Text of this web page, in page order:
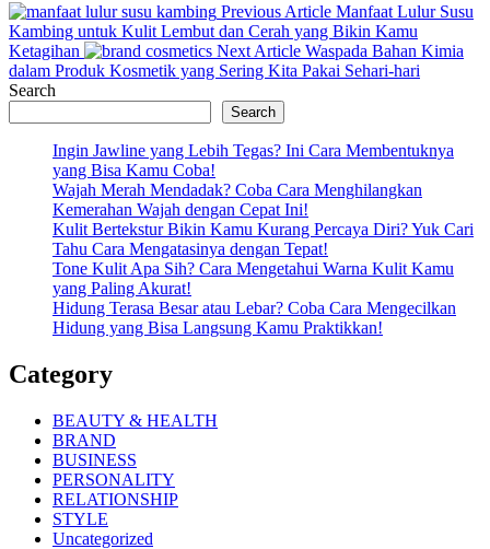
Previous Article Previous
Post:
Manfaat Lulur Susu
Kambing untuk Kulit Lembut dan Cerah yang Bikin Kamu
Ketagihan
Next Article Next
Post:
Waspada Bahan Kimia
dalam Produk Kosmetik yang Sering Kita Pakai Sehari-hari
Search
Search
Ingin Jawline yang Lebih Tegas? Ini Cara Membentuknya
yang Bisa Kamu Coba!
Wajah Merah Mendadak? Coba Cara Menghilangkan
Kemerahan Wajah dengan Cepat Ini!
Kulit Bertekstur Bikin Kamu Kurang Percaya Diri? Yuk Cari
Tahu Cara Mengatasinya dengan Tepat!
Tone Kulit Apa Sih? Cara Mengetahui Warna Kulit Kamu
yang Paling Akurat!
Hidung Terasa Besar atau Lebar? Coba Cara Mengecilkan
Hidung yang Bisa Langsung Kamu Praktikkan!
Category
BEAUTY & HEALTH
BRAND
BUSINESS
PERSONALITY
RELATIONSHIP
STYLE
Uncategorized